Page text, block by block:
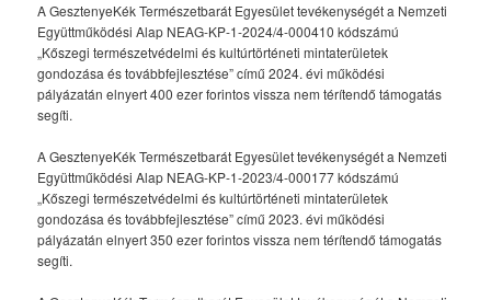
A GesztenyeKék Természetbarát Egyesület tevékenységét a Nemzeti
Együttműködési Alap NEAG-KP-1-2024/4-000410 kódszámú
„Kőszegi természetvédelmi és kultúrtörténeti mintaterületek
gondozása és továbbfejlesztése” című 2024. évi működési
pályázatán elnyert 400 ezer forintos vissza nem térítendő támogatás
segíti.
A GesztenyeKék Természetbarát Egyesület tevékenységét a Nemzeti
Együttműködési Alap NEAG-KP-1-2023/4-000177 kódszámú
„Kőszegi természetvédelmi és kultúrtörténeti mintaterületek
gondozása és továbbfejlesztése” című 2023. évi működési
pályázatán elnyert 350 ezer forintos vissza nem térítendő támogatás
segíti.